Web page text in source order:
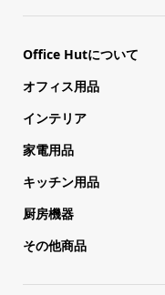
Office Hutについて
オフィス用品
インテリア
家電用品
キッチン用品
厨房機器
その他商品